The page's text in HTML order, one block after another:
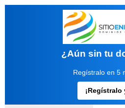
¿Aún sin tu
Regístralo en 5
¡Regístralo